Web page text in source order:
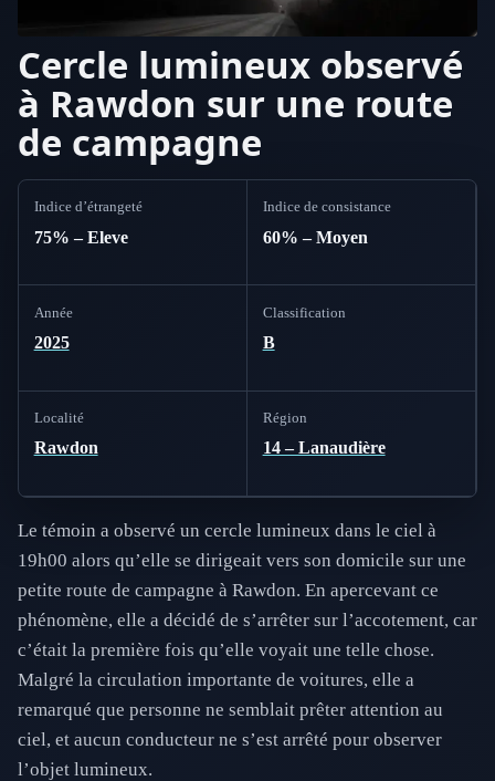
Cercle lumineux observé
à Rawdon sur une route
de campagne
Indice d’étrangeté
75% – Eleve
Indice de consistance
60% – Moyen
Année
2025
Classification
B
Localité
Rawdon
Région
14 – Lanaudière
Le témoin a observé un cercle lumineux dans le ciel à
19h00 alors qu’elle se dirigeait vers son domicile sur une
petite route de campagne à Rawdon. En apercevant ce
phénomène, elle a décidé de s’arrêter sur l’accotement, car
c’était la première fois qu’elle voyait une telle chose.
Malgré la circulation importante de voitures, elle a
remarqué que personne ne semblait prêter attention au
ciel, et aucun conducteur ne s’est arrêté pour observer
l’objet lumineux.